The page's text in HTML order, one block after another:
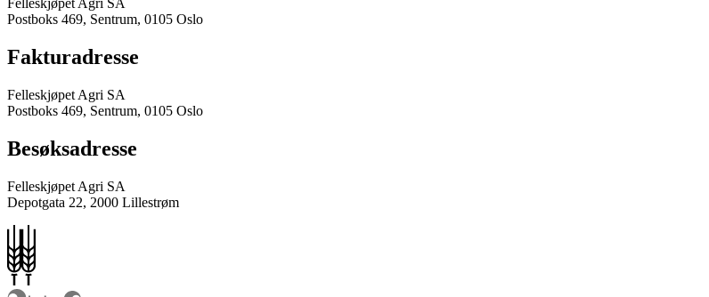
Felleskjøpet Agri SA
Postboks 469, Sentrum, 0105 Oslo
Fakturadresse
Felleskjøpet Agri SA
Postboks 469, Sentrum, 0105 Oslo
Besøksadresse
Felleskjøpet Agri SA
Depotgata 22, 2000 Lillestrøm